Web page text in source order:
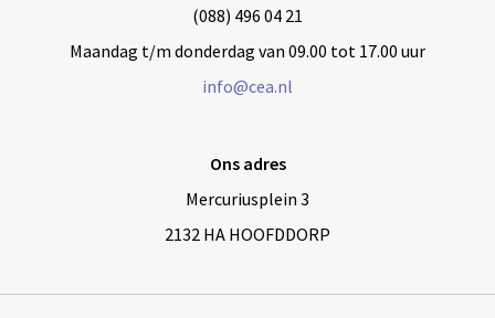
(088) 496 04 21
Maandag t/m donderdag van 09.00 tot 17.00 uur
info@cea.nl
Ons adres
Mercuriusplein 3
2132 HA HOOFDDORP